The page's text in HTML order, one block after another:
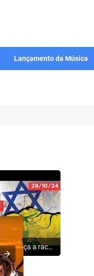
Lançamento da Música
ISRAEL: O Hezbollah começa a rachar - Terroristas fogem para a Síria